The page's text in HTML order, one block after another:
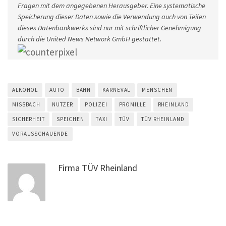
Fragen mit dem angegebenen Herausgeber. Eine systematische
Speicherung dieser Daten sowie die Verwendung auch von Teilen
dieses Datenbankwerks sind nur mit schriftlicher Genehmigung
durch die United News Network GmbH gestattet.
ALKOHOL AUTO BAHN KARNEVAL MENSCHEN
MISSBACH NUTZER POLIZEI PROMILLE RHEINLAND
SICHERHEIT SPEICHEN TAXI TÜV TÜV RHEINLAND
VORAUSSCHAUENDE
Firma TÜV Rheinland